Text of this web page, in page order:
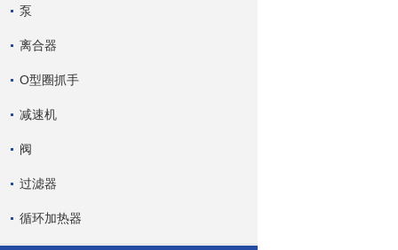
泵
离合器
O型圈抓手
减速机
阀
过滤器
循环加热器